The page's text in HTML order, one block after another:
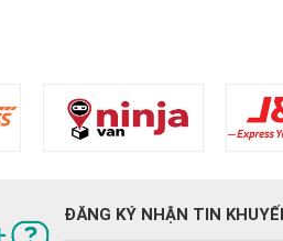
ĐĂNG KÝ NHẬN TIN